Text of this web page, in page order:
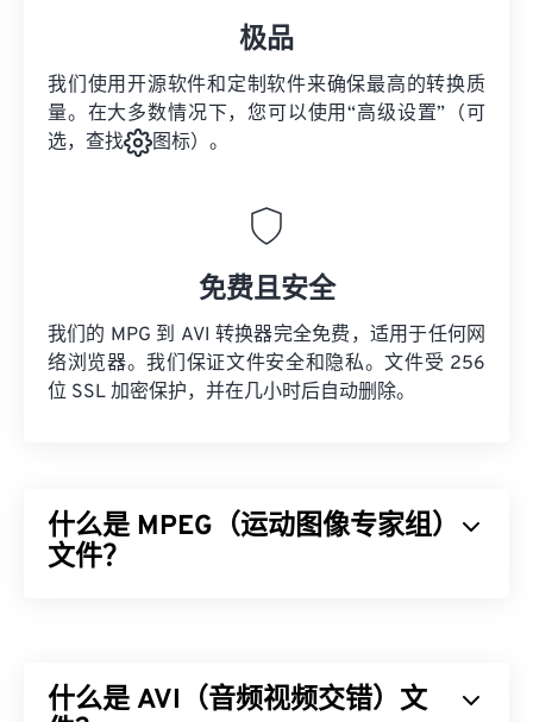
极品
我们使用开源软件和定制软件来确保最高的转换质
量。在大多数情况下，您可以使用“高级设置”（可
选，查找
图标）。
免费且安全
我们的 MPG 到 AVI 转换器完全免费，适用于任何网
络浏览器。我们保证文件安全和隐私。文件受 256
位 SSL 加密保护，并在几小时后自动删除。
什么是 MPEG（运动图像专家组）
文件？
好的小型文件。MPEG 文件扩展名与MPEG-1格式最
什么是 AVI（音频视频交错）文